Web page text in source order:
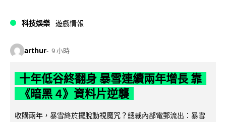
科技娛樂 遊戲情報
arthur 9 小時
十年低谷終翻身 暴雪連續兩年增長 靠
《暗黑 4》資料片逆襲
收購兩年，暴雪終於擺脫動視魔咒？總裁內部電郵流出：暴雪